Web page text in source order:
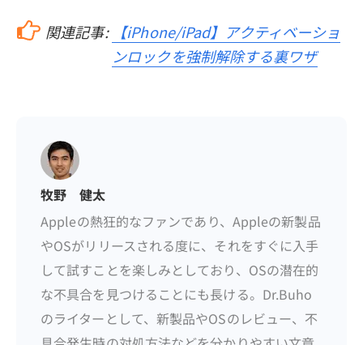
関連記事:
【iPhone/iPad】アクティベーショ
ンロックを強制解除する裏ワザ
牧野 健太
Appleの熱狂的なファンであり、Appleの新製品
やOSがリリースされる度に、それをすぐに入手
して試すことを楽しみとしており、OSの潜在的
な不具合を見つけることにも長ける。Dr.Buho
のライターとして、新製品やOSのレビュー、不